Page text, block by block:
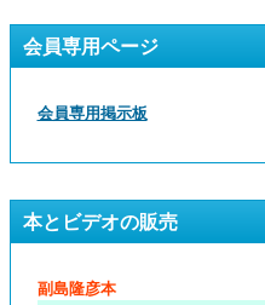
会員専用ページ
会員専用掲示板
本とビデオの販売
副島隆彦本